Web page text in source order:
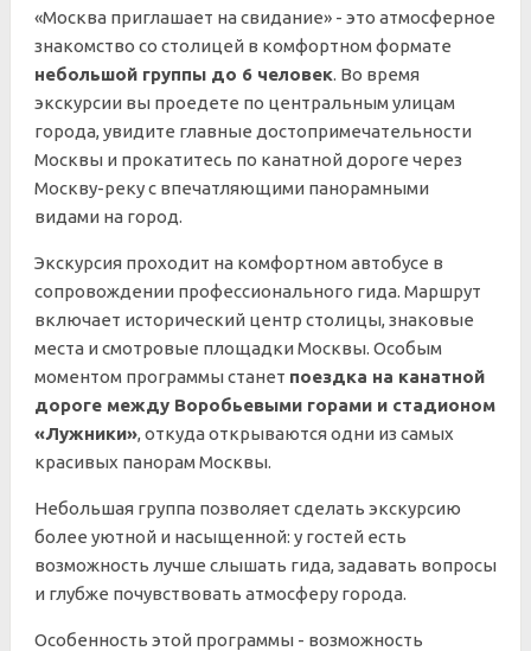
«Москва приглашает на свидание» - это атмосферное
знакомство со столицей в комфортном формате
небольшой группы до 6 человек. Во время
экскурсии вы проедете по центральным улицам
города, увидите главные достопримечательности
Москвы и прокатитесь по канатной дороге через
Москву-реку с впечатляющими панорамными
видами на город.
Экскурсия проходит на комфортном автобусе в
сопровождении профессионального гида. Маршрут
включает исторический центр столицы, знаковые
места и смотровые площадки Москвы. Особым
моментом программы станет поездка на канатной
дороге между Воробьевыми горами и стадионом
«Лужники», откуда открываются одни из самых
красивых панорам Москвы.
Небольшая группа позволяет сделать экскурсию
более уютной и насыщенной: у гостей есть
возможность лучше слышать гида, задавать вопросы
и глубже почувствовать атмосферу города.
Особенность этой программы - возможность